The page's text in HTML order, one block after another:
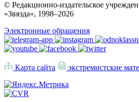
© Редакционно-издательское
«Звязда», 1998–2026
Электронные обращения
Карта сайта экстремистские